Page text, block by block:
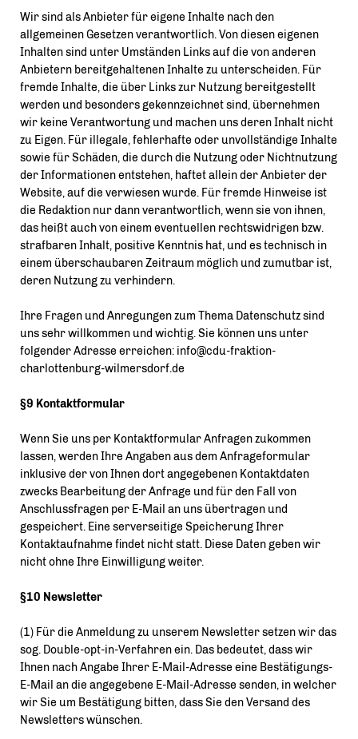
Wir sind als Anbieter für eigene Inhalte nach den
allgemeinen Gesetzen verantwortlich. Von diesen eigenen
Inhalten sind unter Umständen Links auf die von anderen
Anbietern bereitgehaltenen Inhalte zu unterscheiden. Für
fremde Inhalte, die über Links zur Nutzung bereitgestellt
werden und besonders gekennzeichnet sind, übernehmen
wir keine Verantwortung und machen uns deren Inhalt nicht
zu Eigen. Für illegale, fehlerhafte oder unvollständige Inhalte
sowie für Schäden, die durch die Nutzung oder Nichtnutzung
der Informationen entstehen, haftet allein der Anbieter der
Website, auf die verwiesen wurde. Für fremde Hinweise ist
die Redaktion nur dann verantwortlich, wenn sie von ihnen,
das heißt auch von einem eventuellen rechtswidrigen bzw.
strafbaren Inhalt, positive Kenntnis hat, und es technisch in
einem überschaubaren Zeitraum möglich und zumutbar ist,
deren Nutzung zu verhindern.
Ihre Fragen und Anregungen zum Thema Datenschutz sind
uns sehr willkommen und wichtig. Sie können uns unter
folgender Adresse erreichen: info@cdu-fraktion-
charlottenburg-wilmersdorf.de
§9 Kontaktformular
Wenn Sie uns per Kontaktformular Anfragen zukommen
lassen, werden Ihre Angaben aus dem Anfrageformular
inklusive der von Ihnen dort angegebenen Kontaktdaten
zwecks Bearbeitung der Anfrage und für den Fall von
Anschlussfragen per E-Mail an uns übertragen und
gespeichert. Eine serverseitige Speicherung Ihrer
Kontaktaufnahme findet nicht statt. Diese Daten geben wir
nicht ohne Ihre Einwilligung weiter.
§10 Newsletter
(1) Für die Anmeldung zu unserem Newsletter setzen wir das
sog. Double-opt-in-Verfahren ein. Das bedeutet, dass wir
Ihnen nach Angabe Ihrer E-Mail-Adresse eine Bestätigungs-
E-Mail an die angegebene E-Mail-Adresse senden, in welcher
wir Sie um Bestätigung bitten, dass Sie den Versand des
Newsletters wünschen.